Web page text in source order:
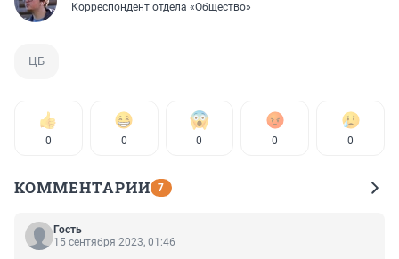
Корреспондент отдела «Общество»
ЦБ
0 0 0 0 0
КОММЕНТАРИИ 7
Гость
15 сентября 2023, 01:46